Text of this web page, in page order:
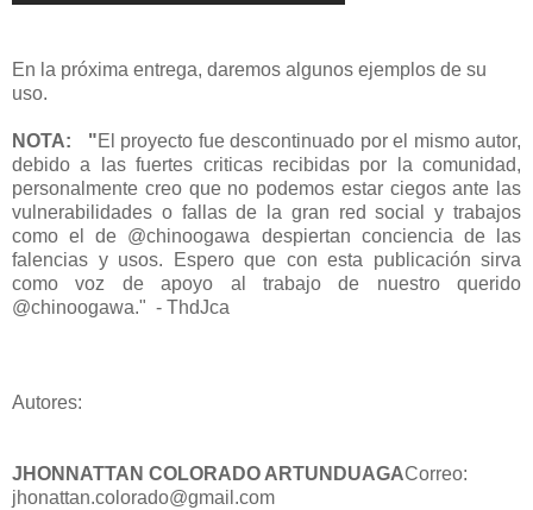
En la próxima entrega, daremos algunos ejemplos de su
uso.
NOTA: "El proyecto fue descontinuado por el mismo autor,
debido a las fuertes criticas recibidas por la comunidad,
personalmente creo que no podemos estar ciegos ante las
vulnerabilidades o fallas de la gran red social y trabajos
como el de @chinoogawa despiertan conciencia de las
falencias y usos. Espero que con esta publicación sirva
como voz de apoyo al trabajo de nuestro querido
@chinoogawa." - ThdJca
Autores:
JHONNATTAN COLORADO ARTUNDUAGACorreo:
jhonattan.colorado@gmail.com